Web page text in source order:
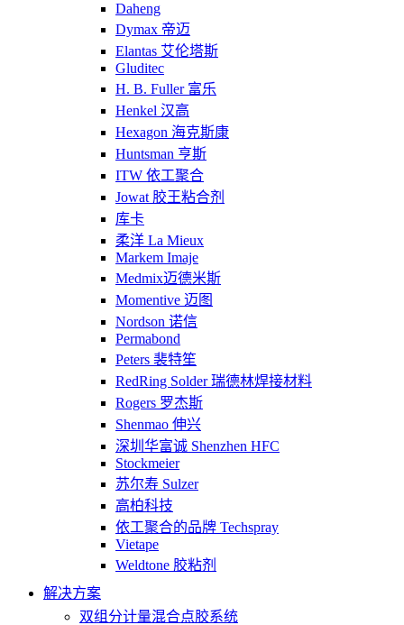
Daheng
Dymax 帝迈
Elantas 艾伦塔斯
Gluditec
H. B. Fuller 富乐
Henkel 汉高
Hexagon 海克斯康
Huntsman 亨斯
ITW 依工聚合
Jowat 胶王粘合剂
库卡
柔洋 La Mieux
Markem Imaje
Medmix迈德米斯
Momentive 迈图
Nordson 诺信
Permabond
Peters 裴特笙
RedRing Solder 瑞德林焊接材料
Rogers 罗杰斯
Shenmao 伸兴
深圳华富诚 Shenzhen HFC
Stockmeier
苏尔寿 Sulzer
高柏科技
依工聚合的品牌 Techspray
Vietape
Weldtone 胶粘剂
解决方案
双组分计量混合点胶系统